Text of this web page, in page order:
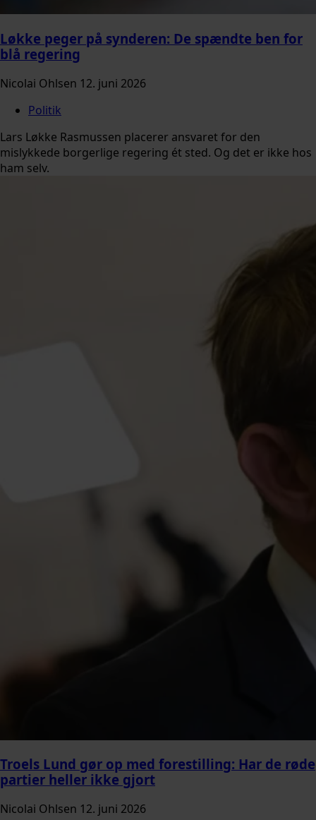
Løkke peger på synderen: De spændte ben for
blå regering
Nicolai Ohlsen 12. juni 2026
Politik
Lars Løkke Rasmussen placerer ansvaret for den
mislykkede borgerlige regering ét sted. Og det er ikke hos
ham selv.
Troels Lund gør op med forestilling: Har de røde
partier heller ikke gjort
Nicolai Ohlsen 12. juni 2026